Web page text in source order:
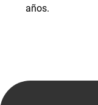
años.